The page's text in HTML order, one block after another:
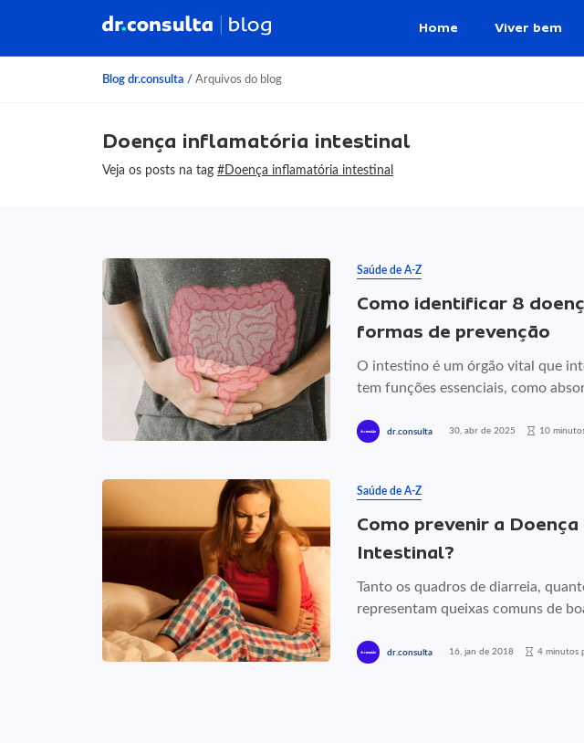
Home Viver bem
Blog dr.consulta / Arquivos do blog
Doença inflamatória intestinal
Veja os posts na tag #Doença inflamatória intestinal
Saúde de A-Z
Como identificar 8
formas de prevenção
O intestino é um órgão vital que
tem funções essenciais, como
dr.consulta 30, abr de 2025 10
Saúde de A-Z
Como prevenir a
Intestinal?
Tanto os quadros de diarreia,
representam queixas comuns de
dr.consulta 16, jan de 2018 4 minutos